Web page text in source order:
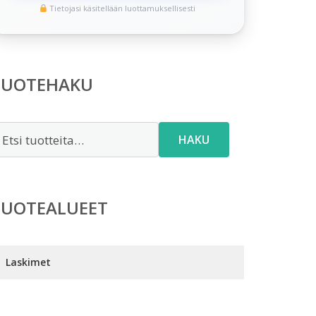
Tietojasi käsitellään luottamuksellisesti
HAKU
Laskimet